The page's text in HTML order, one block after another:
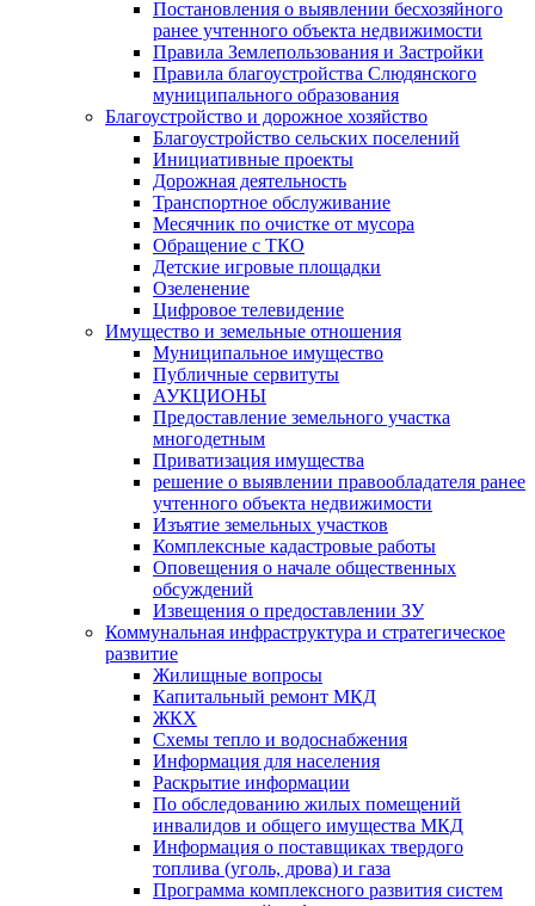
Постановления о выявлении бесхозяйного
ранее учтенного объекта недвижимости
Правила Землепользования и Застройки
Правила благоустройства Слюдянского
муниципального образования
Благоустройство и дорожное хозяйство
Благоустройство сельских поселений
Инициативные проекты
Дорожная деятельность
Транспортное обслуживание
Месячник по очистке от мусора
Обращение с ТКО
Детские игровые площадки
Озеленение
Цифровое телевидение
Имущество и земельные отношения
Муниципальное имущество
Публичные сервитуты
АУКЦИОНЫ
Предоставление земельного участка
многодетным
Приватизация имущества
решение о выявлении правообладателя ранее
учтенного объекта недвижимости
Изъятие земельных участков
Комплексные кадастровые работы
Оповещения о начале общественных
обсуждений
Извещения о предоставлении ЗУ
Коммунальная инфраструктура и стратегическое
развитие
Жилищные вопросы
Капитальный ремонт МКД
ЖКХ
Схемы тепло и водоснабжения
Информация для населения
Раскрытие информации
По обследованию жилых помещений
инвалидов и общего имущества МКД
Информация о поставщиках твердого
топлива (уголь, дрова) и газа
Программа комплексного развития систем